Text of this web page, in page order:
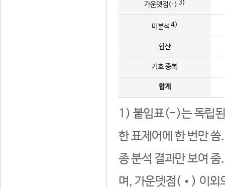
가운뎃점(·) 3)
미분석 4)
합산
기호 중복
합계
1) 붙임표(-)는 독립된
한 표제어에 한 번만
종 분석 결과만 보여
며, 가운뎃점(•) 이외